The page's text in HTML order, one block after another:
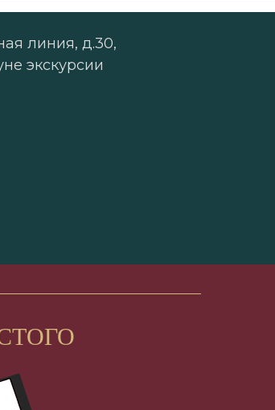
линия, д.30,
экскурсии